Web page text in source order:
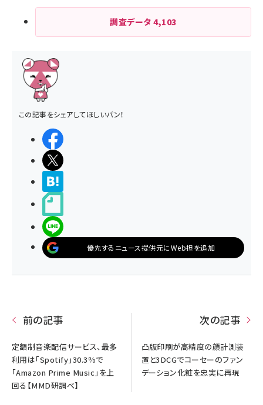
調査データ4,103
この記事をシェアしてほしいパン！
優先するニュース提供元にWeb担を追加
前の記事
定額制音楽配信サービス、最多
利用は「Spotify」30.3％で
「Amazon Prime Music」を上
回る【MMD研調べ】
次の記事
凸版印刷が高精度の顔計測装
置と3DCGでコーセーのファン
デーション化粧を忠実に再現